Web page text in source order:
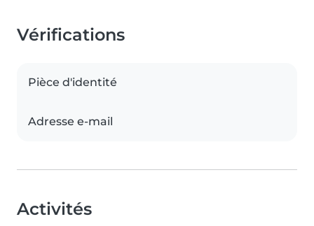
Vérifications
Pièce d'identité
Adresse e-mail
Activités